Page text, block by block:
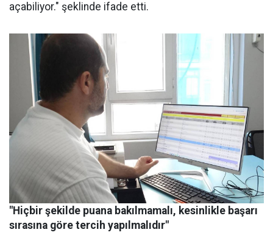
açabiliyor." şeklinde ifade etti.
"Hiçbir şekilde puana bakılmamalı, kesinlikle başarı
sırasına göre tercih yapılmalıdır"